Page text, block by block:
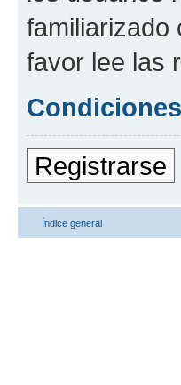
familiarizado
favor lee las
Registrarse
Índice general